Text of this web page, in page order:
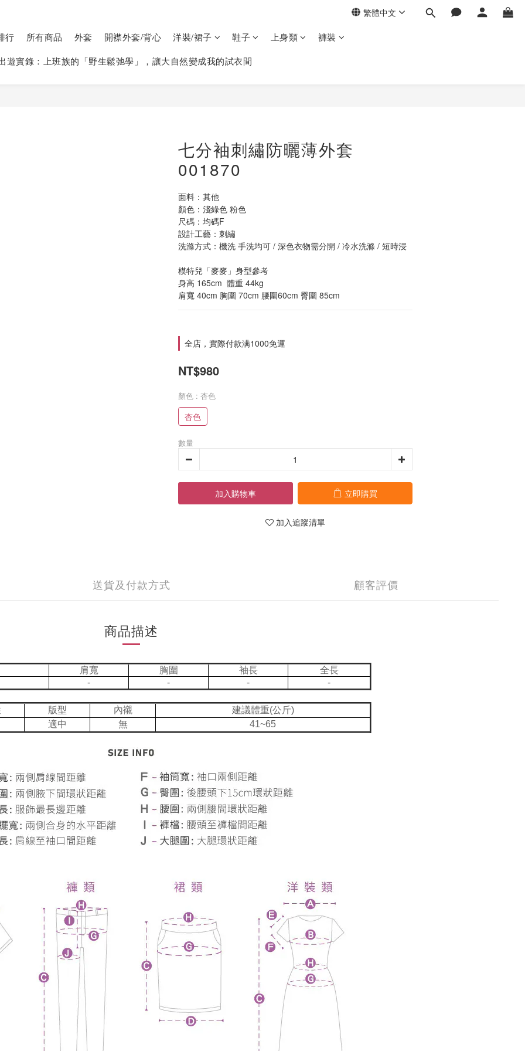
繁體中文
行 所有商品 外套 開襟外套/背心 洋裝/裙子 鞋子 上身類
褲裝
遊實錄：上班族的「野生鬆弛學」，讓大自然變成我的試衣間
七分袖刺繡防曬薄外套
001870
面料：其他
顏色：淺綠色 粉色
尺碼：均碼F
設計工藝：刺繡
洗滌方式：機洗 手洗均可 / 深色衣物需分開 / 冷水洗滌 / 短時浸
模特兒「麥麥」身型參考
身高 165cm  體重 44kg
肩寬 40cm 胸圍 70cm 腰圍60cm 臀圍 85cm
全店，實際付款满1000免運
NT$980
顏色 : 杏色
杏色
數量
加入購物車 立即購買
加入追蹤清單
送貨及付款方式 顧客評價
商品描述
肩寬 胸圍 袖長
全長
-
- - -
版型 內襯
建議體重(公斤)
適中
無 41~65